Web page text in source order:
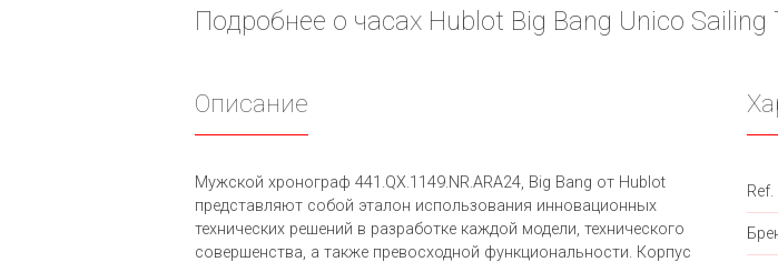
Подробнее о часах Hublot Big Bang Unico Sailing
Описание
Мужской хронограф 441.QX.1149.NR.ARA24, Big Bang от Hublot
представляют собой эталон использования инновационных
технических решений в разработке каждой модели, технического
совершенства, а также превосходной функциональности. Корпус
Ref.